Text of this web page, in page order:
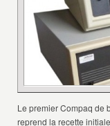
Le premier Compaq de
reprend la recette